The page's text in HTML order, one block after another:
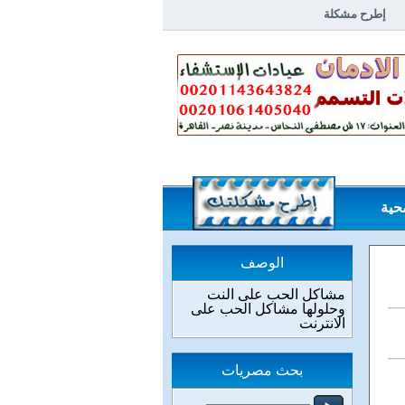
إطرح مشكلة
الوصف
مشاكل الحب على النت
وحلولها مشاكل الحب على
الانترنت
بحث مصريات